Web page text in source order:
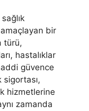
amaçlayan bir
türü,
hastalıklar
güvence
sigortası,
hizmetlerine
zamanda